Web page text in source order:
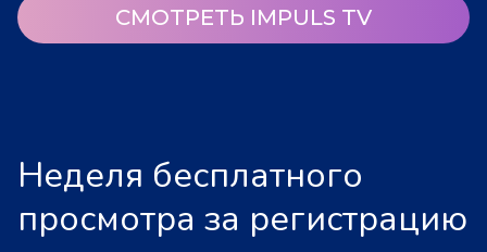
СМОТРЕТЬ IMPULS TV
Неделя бесплатного
просмотра за регистрацию